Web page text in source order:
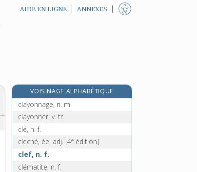
AIDE EN LIGNE ANNEXES
VOISINAGE ALPHABÉTIQUE
clayon, n. m.
clayonnage, n. m.
clayonner, v. tr.
clé, n. f.
cleché, ée, adj. [4e édition]
clef, n. f.
clématite, n. f.